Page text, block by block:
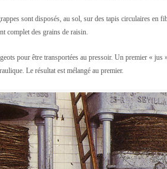
sont disposés, au sol, sur des tapis circulaires en
complet des grains de raisin.
pour être transportées au pressoir. Un premier « jus
Le résultat est mélangé au premier.